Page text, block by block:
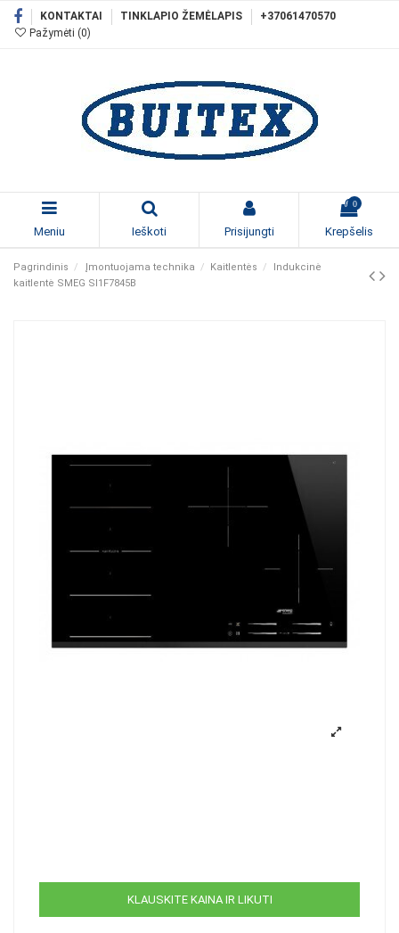
KONTAKTAI TINKLAPIO ŽEMĖLAPIS
+37061470570
Pažymėti (0)
Meniu Ieškoti Prisijungti
0
Krepšelis
Pagrindinis Įmontuojama technika Kaitlentės
Indukcinė
kaitlentė SMEG SI1F7845B
KLAUSKITE KAINA IR LIKUTI